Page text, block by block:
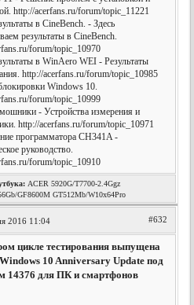
http://acerfans.ru/forum/topic_11221
в CineBench. - Здесь
результаты в CineBench.
forum/topic_10970
в WinAero WEI - Результаты
http://acerfans.ru/forum/topic_10985
Windows 10.
forum/topic_10999
- Устройства измерения и
http://acerfans.ru/forum/topic_10971
программатора CH341A -
руководство.
forum/topic_10910
ACER 5920G/T7700-2.4Ggz
GF8600M GT512Mb/W10x64Pro
2016 11:04 #632
цикле тестирования выпущена
10 Anniversary Update под
14376 для ПК и смартфонов